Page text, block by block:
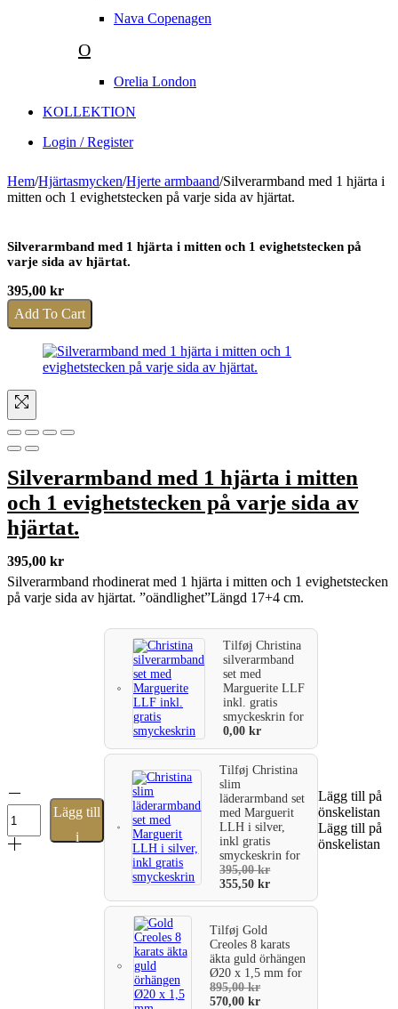
Nava Copenagen
O
Orelia London
KOLLEKTION
Login / Register
Hem/Hjärtasmycken/Hjerte armbaand/Silverarmband med 1 hjärta i
mitten och 1 evighetstecken på varje sida av hjärtat.
Silverarmband med 1 hjärta i mitten och 1 evighetstecken på
varje sida av hjärtat.
395,00 kr
Add To Cart
Silverarmband med 1 hjärta i mitten
och 1 evighetstecken på varje sida av
hjärtat.
395,00 kr
Silverarmband rhodinerat med 1 hjärta i mitten och 1 evighetstecken
på varje sida av hjärtat. ”oändlighet”Längd 17+4 cm.
Silverarmband
med
1
hjärta
Lägg till
i
TilføjChristina
silverarmband
set med
Marguerite LLF
inkl. gratis
smyckeskrinfor
0,00kr
TilføjChristina
slim
läderarmband set
med Marguerit
LLH i silver,
inkl gratis
smyckeskrinfor
395,00kr
355,50kr
TilføjGold
Creoles 8 karats
äkta guld örhängen
Ø20 x 1,5 mmfor
895,00kr
570,00kr
Lägg till på
önskelistan
Lägg till på
önskelistan